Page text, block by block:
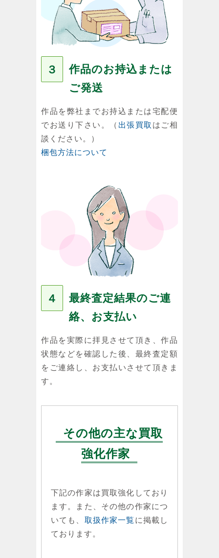
３
作品のお持込または
ご発送
作品を弊社までお持込または宅配便
でお送り下さい。（ 出張買取 はご相
談ください。）
梱包方法について
４
最終査定結果のご連
絡、お支払い
作品を実際に拝見させて頂き、作品
状態などを確認した後、最終査定額
をご連絡し、お支払いさせて頂きま
す。
その他の主な買取
強化作家
下記の作家は買取強化しており
ます。また、その他の作家につ
いても、 取扱作家一覧 に掲載し
ております。